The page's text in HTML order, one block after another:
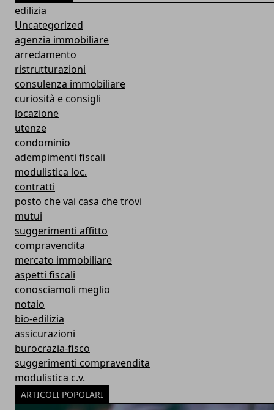
edilizia
Uncategorized
agenzia immobiliare
arredamento
ristrutturazioni
consulenza immobiliare
curiosità e consigli
locazione
utenze
condominio
adempimenti fiscali
modulistica loc.
contratti
posto che vai casa che trovi
mutui
suggerimenti affitto
compravendita
mercato immobiliare
aspetti fiscali
conosciamoli meglio
notaio
bio-edilizia
assicurazioni
burocrazia-fisco
suggerimenti compravendita
modulistica c.v.
ARTICOLI POPOLARI